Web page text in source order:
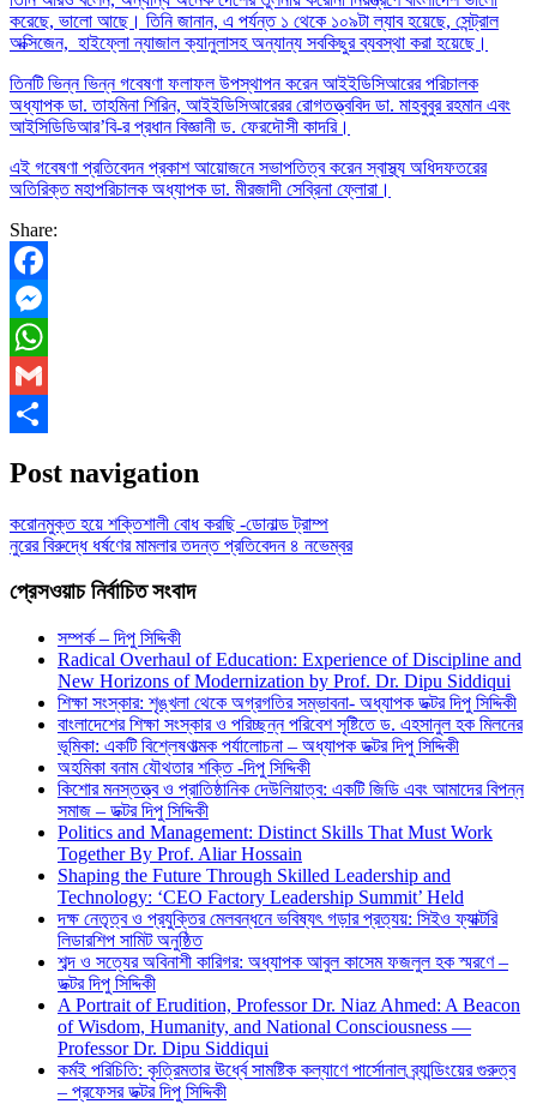
করেছে, ভালো আছে। তিনি জানান, এ পর্যন্ত ১ থেকে ১০৯টা ল্যাব হয়েছে, সেন্ট্রাল
অক্সিজেন, হাইফ্লো ন্যাজাল ক্যানুলাসহ অন্যান্য সবকিছুর ব্যবস্থা করা হয়েছে।
তিনটি ভিন্ন ভিন্ন গবেষণা ফলাফল উপস্থাপন করেন আইইডিসিআরের পরিচালক
অধ্যাপক ডা. তাহমিনা শিরিন, আইইডিসিআরেরর রোগতত্ত্ববিদ ডা. মাহবুবুর রহমান এবং
আইসিডিডিআর’বি-র প্রধান বিজ্ঞানী ড. ফেরদৌসী কাদরি।
এই গবেষণা প্রতিবেদন প্রকাশ আয়োজনে সভাপতিত্ব করেন স্বাস্থ্য অধিদফতরের
অতিরিক্ত মহাপরিচালক অধ্যাপক ডা. মীরজাদী সেব্রিনা ফ্লোরা।
Share:
Facebook
Messenger
WhatsApp
Gmail
Post navigation
করোনমুক্ত হয়ে শক্তিশালী বোধ করছি -ডোনাল্ড ট্রাম্প
নুরের বিরুদ্ধে ধর্ষণের মামলার তদন্ত প্রতিবেদন ৪ নভেম্বর
প্রেসওয়াচ নির্বাচিত সংবাদ
সম্পর্ক – দিপু সিদ্দিকী
Radical Overhaul of Education: Experience of Discipline and
New Horizons of Modernization by Prof. Dr. Dipu Siddiqui
শিক্ষা সংস্কার: শৃঙ্খলা থেকে অগ্রগতির সম্ভাবনা- অধ্যাপক ডক্টর দিপু সিদ্দিকী
বাংলাদেশের শিক্ষা সংস্কার ও পরিচ্ছন্ন পরিবেশ সৃষ্টিতে ড. এহসানুল হক মিলনের
ভূমিকা: একটি বিশ্লেষণাত্মক পর্যালোচনা – অধ্যাপক ডক্টর দিপু সিদ্দিকী
অহমিকা বনাম যৌথতার শক্তি -দিপু সিদ্দিকী
কিশোর মনস্তত্ত্ব ও প্রাতিষ্ঠানিক দেউলিয়াত্ব: একটি জিডি এবং আমাদের বিপন্ন
সমাজ – ডক্টর দিপু সিদ্দিকী
Politics and Management: Distinct Skills That Must Work
Together By Prof. Aliar Hossain
Shaping the Future Through Skilled Leadership and
Technology: ‘CEO Factory Leadership Summit’ Held
দক্ষ নেতৃত্ব ও প্রযুক্তির মেলবন্ধনে ভবিষ্যৎ গড়ার প্রত্যয়: সিইও ফ্যাক্টরি
লিডারশিপ সামিট অনুষ্ঠিত
শব্দ ও সত্যের অবিনাশী কারিগর: অধ্যাপক আবুল কাসেম ফজলুল হক স্মরণে –
ডক্টর দিপু সিদ্দিকী
A Portrait of Erudition, Professor Dr. Niaz Ahmed: A Beacon
of Wisdom, Humanity, and National Consciousness —
Professor Dr. Dipu Siddiqui
কর্মই পরিচিতি: কৃত্রিমতার ঊর্ধ্বে সামষ্টিক কল্যাণে পার্সোনাল ব্র্যান্ডিংয়ের গুরুত্ব
– প্রফেসর ডক্টর দিপু সিদ্দিকী